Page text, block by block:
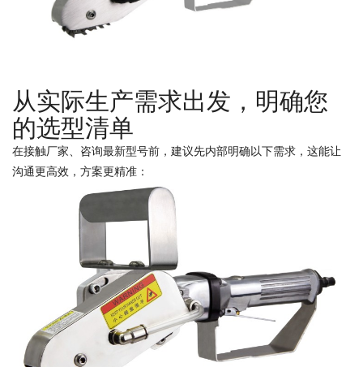
从实际生产需求出发，明确您
的选型清单
在接触厂家、咨询最新型号前，建议先内部明确以下需求，这能让
沟通更高效，方案更精准：